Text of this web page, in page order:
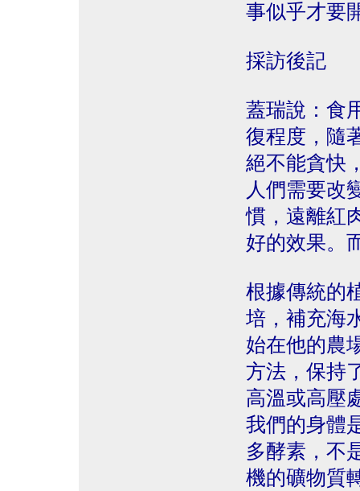
事似乎才要
採訪後記
蓋瑞說：食
復程度，隨
絕不能貪快
人們需要改
慣，遠離紅
好的效果。
根據傳統的
培，補充海
始在他的農
方法，保持
高溫或高壓
我們的身體
多酵素，不
機的礦物質